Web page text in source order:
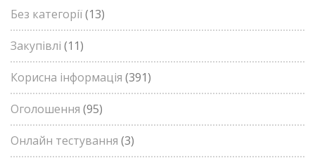
Без категорії(13)
Закупівлі (11)
Корисна інформація (391)
Оголошення (95)
Онлайн тестування (3)